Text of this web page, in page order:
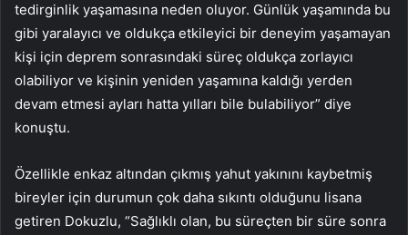
tedirginlik yaşamasına neden oluyor. Günlük yaşamında bu
gibi yaralayıcı ve oldukça etkileyici bir deneyim yaşamayan
kişi için deprem sonrasındaki süreç oldukça zorlayıcı
olabiliyor ve kişinin yeniden yaşamına kaldığı yerden
devam etmesi ayları hatta yılları bile bulabiliyor” diye
konuştu.
Özellikle enkaz altından çıkmış yahut yakınını kaybetmiş
bireyler için durumun çok daha sıkıntı olduğunu lisana
getiren Dokuzlu, “Sağlıklı olan, bu süreçten bir süre sonra